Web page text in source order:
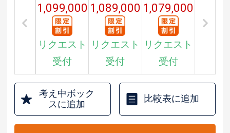
1,099,000
円
リクエスト
受付
1,089,000
円
リクエスト
受付
1,079,000
円
リクエスト
受付
考え中ボック
スに追加
比較表に追加